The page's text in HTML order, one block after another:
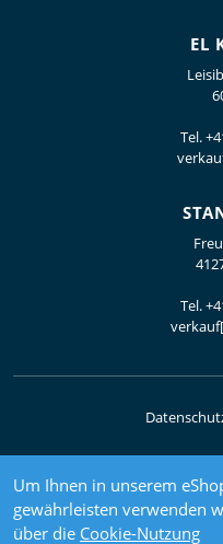
Um Ihnen in unserem
gewährleisten verwenden
über die Cookie-Nutzung
EL
Tel.
Tel.
© 2026